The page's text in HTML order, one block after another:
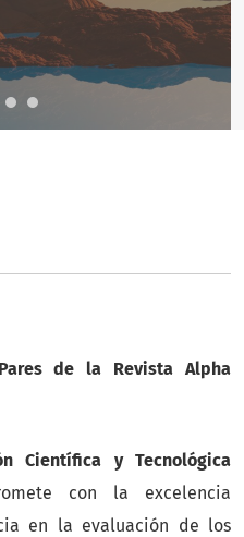
de la Revista Alpha
Científica y Tecnológica
con la excelencia
en la evaluación de los